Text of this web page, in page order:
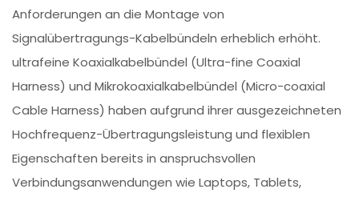
Anforderungen an die Montage von
Signalübertragungs-Kabelbündeln erheblich erhöht.
ultrafeine Koaxialkabelbündel (Ultra-fine Coaxial
Harness) und Mikrokoaxialkabelbündel (Micro-coaxial
Cable Harness) haben aufgrund ihrer ausgezeichneten
Hochfrequenz-Übertragungsleistung und flexiblen
Eigenschaften bereits in anspruchsvollen
Verbindungsanwendungen wie Laptops, Tablets,